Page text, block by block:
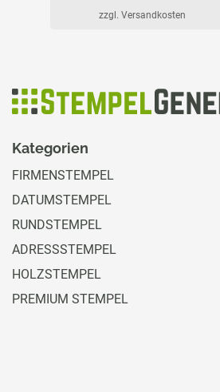
zzgl. Versandkosten
Kategorien
FIRMENSTEMPEL
DATUMSTEMPEL
RUNDSTEMPEL
ADRESSSTEMPEL
HOLZSTEMPEL
PREMIUM STEMPEL